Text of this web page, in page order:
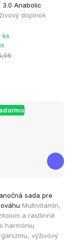
3.0 Anabolic
doplnok
ks
sada pre
Multivitamín,
a rastlinné
harmóniu
výživový